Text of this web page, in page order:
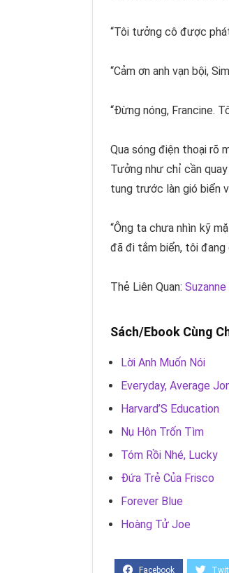
“Tôi tưởng cô được
“Cảm ơn anh vạn bội,
“Đừng nóng, Francine.
Qua sóng điện thoại rõ
Tưởng như chỉ cần
tung trước làn gió biển
“Ông ta chưa nhìn kỹ
đã đi tắm biển, tôi đang
Thẻ Liên Quan:
Sách/Ebook Cùng
Lời Anh Muốn Nói
Everyday, Average
Harvard’S Education
Nụ Hôn Trốn Tìm
Tóm Rồi Nhé, Lucky
Đứa Trẻ Của Frisco
Forever Blue
Hoàng Tử Joe